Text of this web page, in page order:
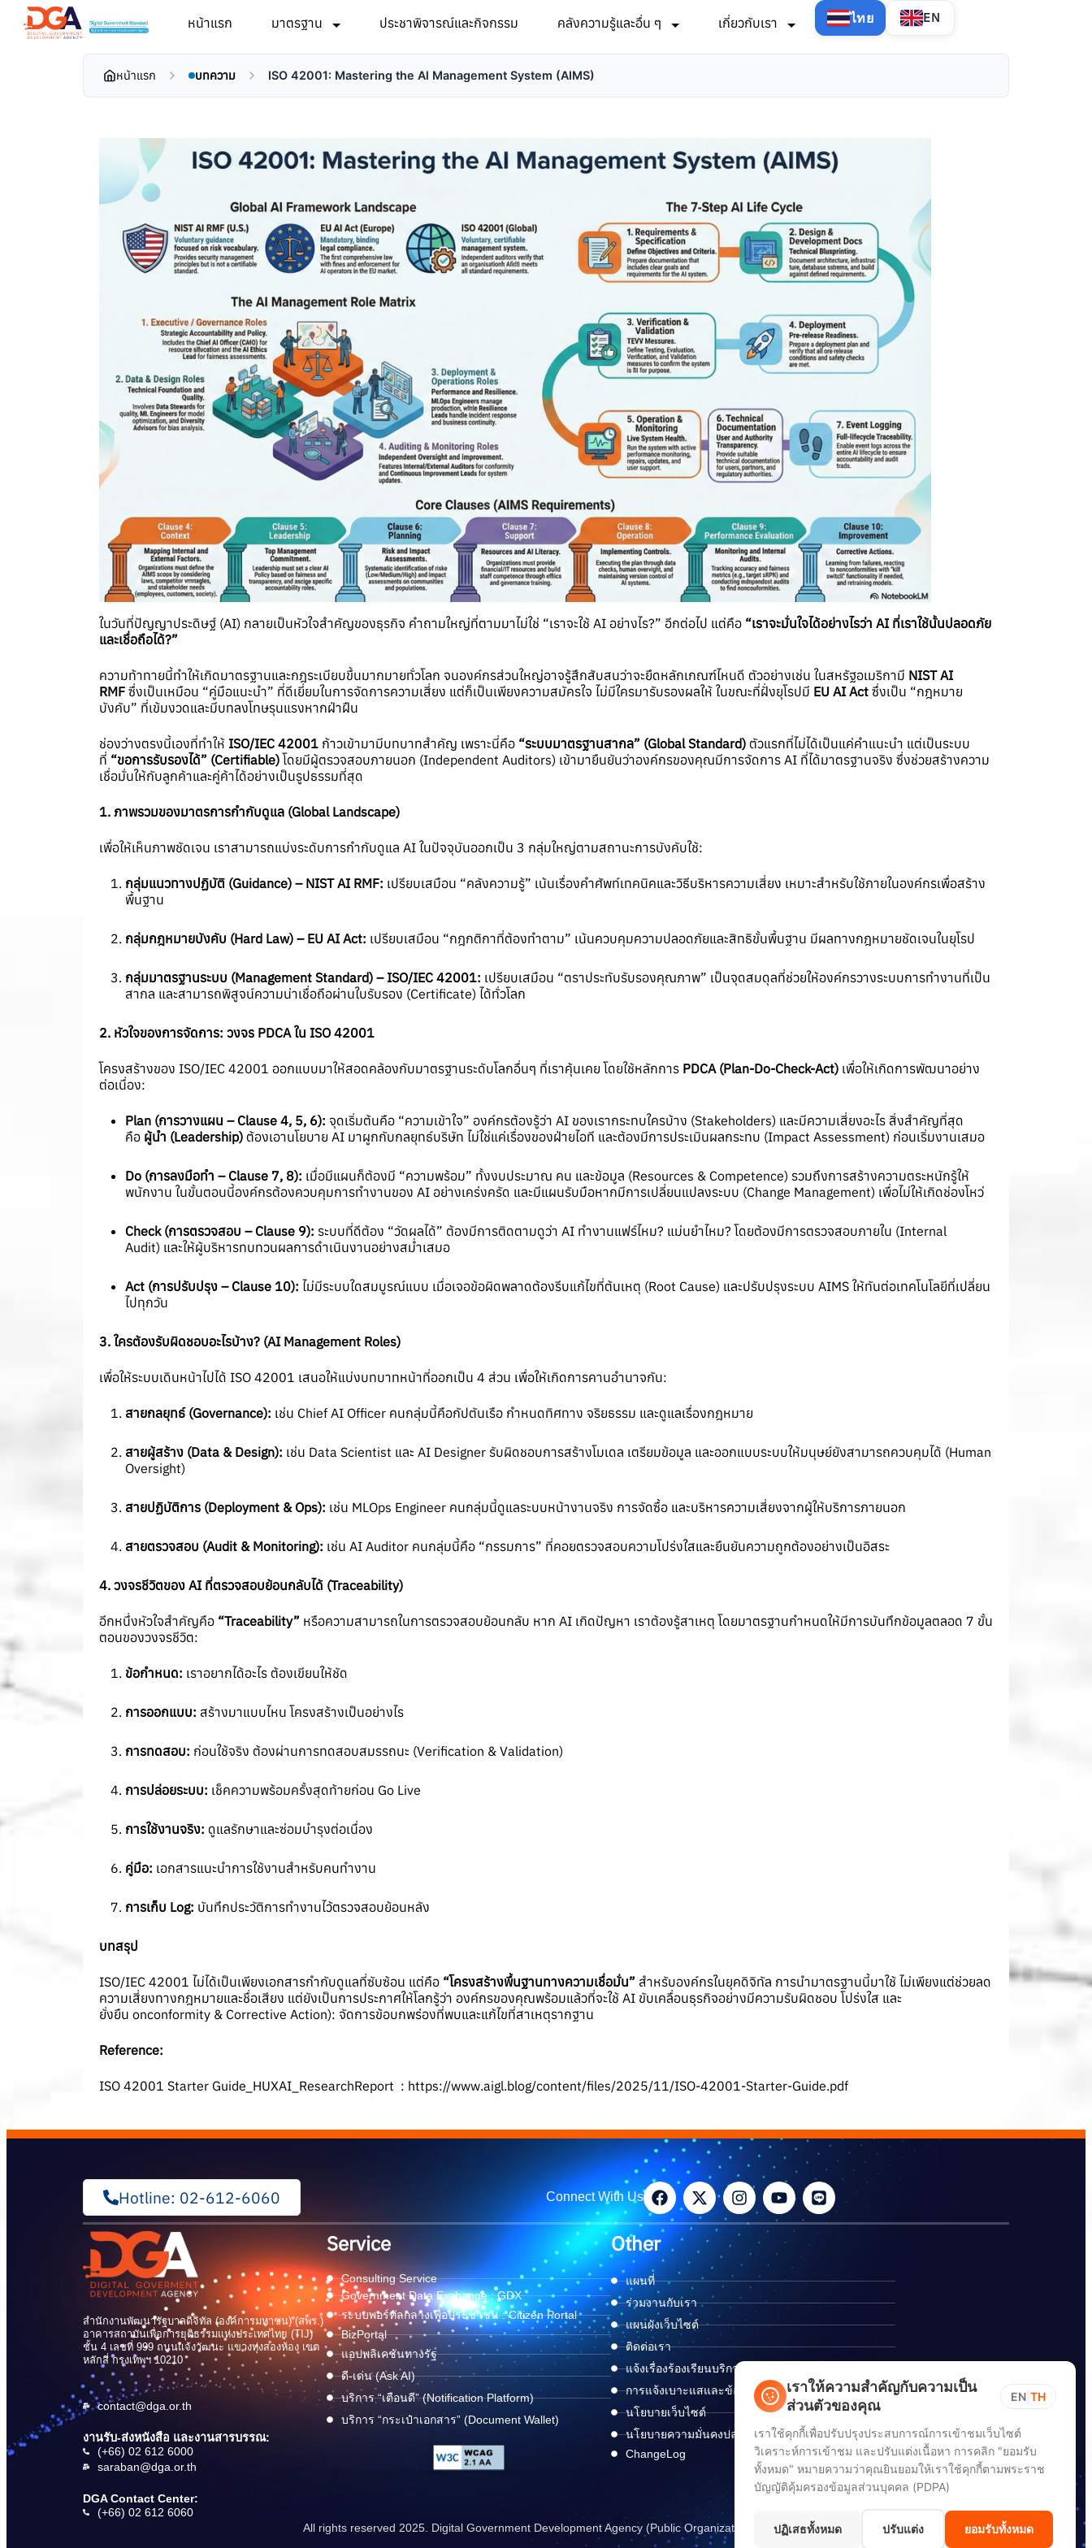
หน้าแรก มาตรฐาน ประชาพิจารณ์และกิจกรรม คลังความรู้และอื่น ๆ เกี่ยวกับเรา ไทย EN
หน้าแรก บทความ ISO 42001: Mastering the Al Management System (AIMS)
ในวันที่ปัญญาประดิษฐ์ (AI) กลายเป็นหัวใจสำคัญของธุรกิจ คำถามใหญ่ที่ตามมาไม่ใช่ “เราจะใช้ AI อย่างไร?” อีกต่อไป แต่คือ “เราจะมั่นใจได้อย่างไรว่า AI ที่เราใช้นั้นปลอดภัย
และเชื่อถือได้?”
ความท้าทายนี้ทำให้เกิดมาตรฐานและกฎระเบียบขึ้นมากมายทั่วโลก จนองค์กรส่วนใหญ่อาจรู้สึกสับสนว่าจะยึดหลักเกณฑ์ไหนดี ตัวอย่างเช่น ในสหรัฐอเมริกามี NIST AI
RMF ซึ่งเป็นเหมือน “คู่มือแนะนำ” ที่ดีเยี่ยมในการจัดการความเสี่ยง แต่ก็เป็นเพียงความสมัครใจ ไม่มีใครมารับรองผลให้ ในขณะที่ฝั่งยุโรปมี EU AI Act ซึ่งเป็น “กฎหมาย
บังคับ” ที่เข้มงวดและมีบทลงโทษรุนแรงหากฝ่าฝืน
ช่องว่างตรงนี้เองที่ทำให้ ISO/IEC 42001 ก้าวเข้ามามีบทบาทสำคัญ เพราะนี่คือ “ระบบมาตรฐานสากล” (Global Standard) ตัวแรกที่ไม่ได้เป็นแค่คำแนะนำ แต่เป็นระบบ
ที่ “ขอการรับรองได้” (Certifiable) โดยมีผู้ตรวจสอบภายนอก (Independent Auditors) เข้ามายืนยันว่าองค์กรของคุณมีการจัดการ AI ที่ได้มาตรฐานจริง ซึ่งช่วยสร้างความ
เชื่อมั่นให้กับลูกค้าและคู่ค้าได้อย่างเป็นรูปธรรมที่สุด
1. ภาพรวมของมาตรการกำกับดูแล (Global Landscape)
เพื่อให้เห็นภาพชัดเจน เราสามารถแบ่งระดับการกำกับดูแล AI ในปัจจุบันออกเป็น 3 กลุ่มใหญ่ตามสถานะการบังคับใช้:
กลุ่มแนวทางปฏิบัติ (Guidance) – NIST AI RMF: เปรียบเสมือน “คลังความรู้” เน้นเรื่องคำศัพท์เทคนิคและวิธีบริหารความเสี่ยง เหมาะสำหรับใช้ภายในองค์กรเพื่อสร้าง
พื้นฐาน
กลุ่มกฎหมายบังคับ (Hard Law) – EU AI Act: เปรียบเสมือน “กฎกติกาที่ต้องทำตาม” เน้นควบคุมความปลอดภัยและสิทธิขั้นพื้นฐาน มีผลทางกฎหมายชัดเจนในยุโรป
กลุ่มมาตรฐานระบบ (Management Standard) – ISO/IEC 42001: เปรียบเสมือน “ตราประทับรับรองคุณภาพ” เป็นจุดสมดุลที่ช่วยให้องค์กรวางระบบการทำงานที่เป็น
สากล และสามารถพิสูจน์ความน่าเชื่อถือผ่านใบรับรอง (Certificate) ได้ทั่วโลก
2. หัวใจของการจัดการ: วงจร PDCAใน ISO 42001
โครงสร้างของ ISO/IEC 42001 ออกแบบมาให้สอดคล้องกับมาตรฐานระดับโลกอื่นๆ ที่เราคุ้นเคย โดยใช้หลักการ PDCA (Plan-Do-Check-Act) เพื่อให้เกิดการพัฒนาอย่าง
ต่อเนื่อง:
Plan (การวางแผน – Clause 4, 5, 6): จุดเริ่มต้นคือ “ความเข้าใจ” องค์กรต้องรู้ว่า AI ของเรากระทบใครบ้าง (Stakeholders) และมีความเสี่ยงอะไร สิ่งสำคัญที่สุด
คือ ผู้นำ (Leadership) ต้องเอานโยบาย AI มาผูกกับกลยุทธ์บริษัท ไม่ใช่แค่เรื่องของฝ่ายไอที และต้องมีการประเมินผลกระทบ (Impact Assessment) ก่อนเริ่มงานเสมอ
Do (การลงมือทำ – Clause 7, 8): เมื่อมีแผนก็ต้องมี “ความพร้อม” ทั้งงบประมาณ คน และข้อมูล (Resources & Competence) รวมถึงการสร้างความตระหนักรู้ให้
พนักงาน ในขั้นตอนนี้องค์กรต้องควบคุมการทำงานของ AI อย่างเคร่งครัด และมีแผนรับมือหากมีการเปลี่ยนแปลงระบบ (Change Management) เพื่อไม่ให้เกิดช่องโหว่
Check (การตรวจสอบ – Clause 9): ระบบที่ดีต้อง “วัดผลได้” ต้องมีการติดตามดูว่า AI ทำงานแฟร์ไหม? แม่นยำไหม? โดยต้องมีการตรวจสอบภายใน (Internal
Audit) และให้ผู้บริหารทบทวนผลการดำเนินงานอย่างสม่ำเสมอ
Act (การปรับปรุง – Clause 10): ไม่มีระบบใดสมบูรณ์แบบ เมื่อเจอข้อผิดพลาดต้องรีบแก้ไขที่ต้นเหตุ (Root Cause) และปรับปรุงระบบ AIMS ให้ทันต่อเทคโนโลยีที่เปลี่ยน
ไปทุกวัน
3. ใครต้องรับผิดชอบอะไรบ้าง? (AI Management Roles)
เพื่อให้ระบบเดินหน้าไปได้ ISO 42001 เสนอให้แบ่งบทบาทหน้าที่ออกเป็น 4 ส่วน เพื่อให้เกิดการคานอำนาจกัน:
สายกลยุทธ์ (Governance): เช่น Chief AI Officer คนกลุ่มนี้คือกัปตันเรือ กำหนดทิศทาง จริยธรรม และดูแลเรื่องกฎหมาย
สายผู้สร้าง (Data & Design): เช่น Data Scientist และ AI Designer รับผิดชอบการสร้างโมเดล เตรียมข้อมูล และออกแบบระบบให้มนุษย์ยังสามารถควบคุมได้ (Human
Oversight)
สายปฏิบัติการ (Deployment & Ops): เช่น MLOps Engineer คนกลุ่มนี้ดูแลระบบหน้างานจริง การจัดซื้อ และบริหารความเสี่ยงจากผู้ให้บริการภายนอก
สายตรวจสอบ (Audit & Monitoring): เช่น AI Auditor คนกลุ่มนี้คือ “กรรมการ” ที่คอยตรวจสอบความโปร่งใสและยืนยันความถูกต้องอย่างเป็นอิสระ
4. วงจรชีวิตของ AI ที่ตรวจสอบย้อนกลับได้ (Traceability)
อีกหนึ่งหัวใจสำคัญคือ “Traceability” หรือความสามารถในการตรวจสอบย้อนกลับ หาก AI เกิดปัญหา เราต้องรู้สาเหตุ โดยมาตรฐานกำหนดให้มีการบันทึกข้อมูลตลอด 7 ขั้น
ตอนของวงจรชีวิต:
ข้อกำหนด: เราอยากได้อะไร ต้องเขียนให้ชัด
การออกแบบ: สร้างมาแบบไหน โครงสร้างเป็นอย่างไร
การทดสอบ: ก่อนใช้จริง ต้องผ่านการทดสอบสมรรถนะ (Verification & Validation)
การปล่อยระบบ: เช็คความพร้อมครั้งสุดท้ายก่อน Go Live
การใช้งานจริง: ดูแลรักษาและซ่อมบำรุงต่อเนื่อง
คู่มือ: เอกสารแนะนำการใช้งานสำหรับคนทำงาน
การเก็บ Log: บันทึกประวัติการทำงานไว้ตรวจสอบย้อนหลัง
บทสรุป
ISO/IEC 42001 ไม่ได้เป็นเพียงเอกสารกำกับดูแลที่ซับซ้อน แต่คือ “โครงสร้างพื้นฐานทางความเชื่อมั่น” สำหรับองค์กรในยุคดิจิทัล การนำมาตรฐานนี้มาใช้ ไม่เพียงแต่ช่วยลด
ความเสี่ยงทางกฎหมายและชื่อเสียง แต่ยังเป็นการประกาศให้โลกรู้ว่า องค์กรของคุณพร้อมแล้วที่จะใช้ AI ขับเคลื่อนธุรกิจอย่างมีความรับผิดชอบ โปร่งใส และ
ยั่งยืน onconformity & Corrective Action): จัดการข้อบกพร่องที่พบและแก้ไขที่สาเหตุรากฐาน
Reference:
ISO 42001 Starter Guide_HUXAI_ResearchReport : https://www.aigl.blog/content/files/2025/11/ISO-42001-Starter-Guide.pdf
Hotline: 02-612-6060 Connect With Us
สำนักงานพัฒนารัฐบาลดิจิทัล (องค์การมหาชน) (สพร.)
อาคารสถาบันเพื่อการยุติธรรมแห่งประเทศไทย (TIJ)
ชั้น 4 เลขที่ 999 ถนนแจ้งวัฒนะ แขวงทุ่งสองห้อง เขต
หลักสี่ กรุงเทพฯ 10210
contact@dga.or.th
งานรับ-ส่งหนังสือ และงานสารบรรณ:
(+66) 02 612 6000
saraban@dga.or.th
DGA Contact Center:
(+66) 02 612 6060
Service
Consulting Service
Government Data Exchange : GDX
ระบบพอร์ทัลกลางเพื่อประชาชน : Citizen Portal
BizPortal
แอปพลิเคชันทางรัฐ
ดี-เด่น (Ask AI)
บริการ “เตือนดี” (Notification Platform)
บริการ “กระเป๋าเอกสาร” (Document Wallet)
Other
แผนที่
ร่วมงานกับเรา
แผนผังเว็บไซต์
ติดต่อเรา
แจ้งเรื่องร้องเรียนบริการ
การแจ้งเบาะแสและข้อร้องเรียนการทุจริต
นโยบายเว็บไซต์
นโยบายความมั่นคงปลอดภัยสารสนเทศทางไซเบอร์
ChangeLog
All rights reserved 2025. Digital Government Development Agency (Public Organization) (DGA)
เราให้ความสำคัญกับความเป็น
ส่วนตัวของคุณ
EN TH
เราใช้คุกกี้เพื่อปรับปรุงประสบการณ์การเข้าชมเว็บไซต์
วิเคราะห์การเข้าชม และปรับแต่งเนื้อหา การคลิก "ยอมรับ
ทั้งหมด" หมายความว่าคุณยินยอมให้เราใช้คุกกี้ตามพระราช
บัญญัติคุ้มครองข้อมูลส่วนบุคคล (PDPA)
ปฏิเสธทั้งหมด ปรับแต่ง ยอมรับทั้งหมด